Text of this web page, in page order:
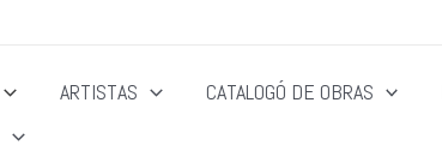
ARTISTAS CATALOGÓ DE OBRAS